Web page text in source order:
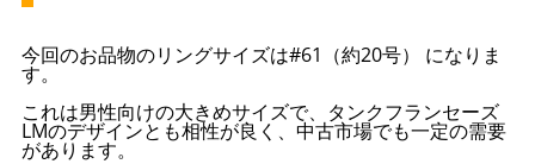
今回のお品物のリングサイズは#61（約20号） になりま
す。
これは男性向けの大きめサイズで、タンクフランセーズ
LMのデザインとも相性が良く、中古市場でも一定の需要
があります。